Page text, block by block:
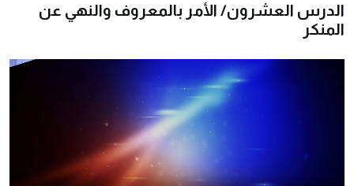
الدرس العشرون/ الأمر بالمعروف والنهي عن
المنكر